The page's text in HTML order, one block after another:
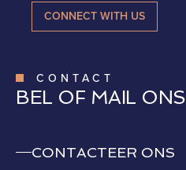
CONNECT WITH US
CONTACT
BEL OF MAIL ONS
CONTACTEER ONS